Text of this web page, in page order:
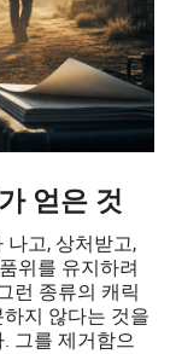
얻은 것
고, 상처받고,
위를 유지하려
런 종류의 캐릭
지 않다는 것을
그를 제거함으